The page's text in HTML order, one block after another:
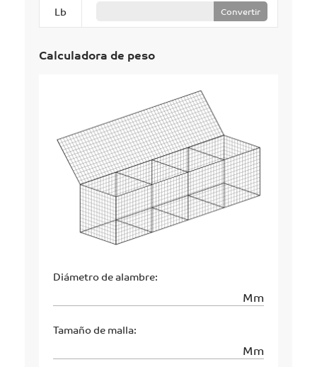
Lb Convertir
Calculadora de peso
Diámetro de alambre:
Mm
Tamaño de malla:
Mm